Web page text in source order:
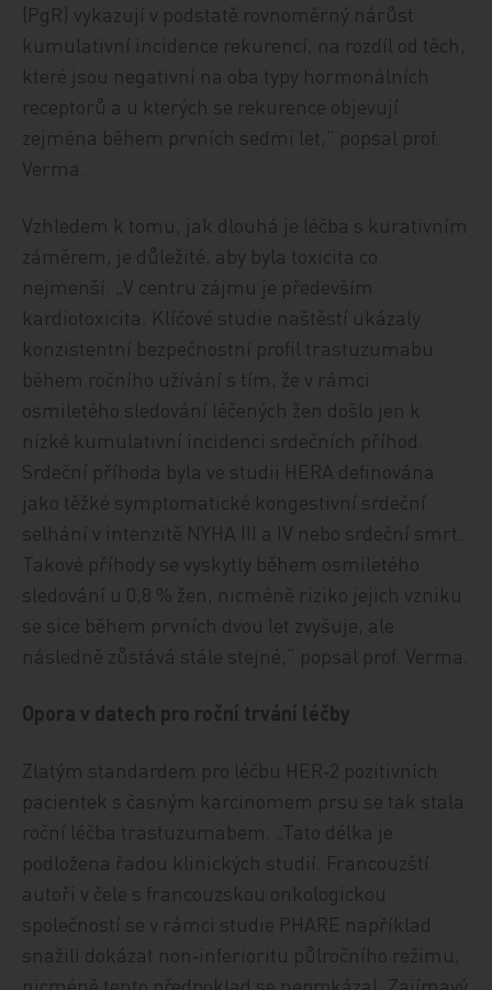
(PgR) vykazují v podstatě rovnoměrný nárůst
kumulativní incidence rekurencí, na rozdíl od těch,
které jsou negativní na oba typy hormonálních
receptorů a u kterých se rekurence objevují
zejména během prvních sedmi let,“ popsal prof.
Verma.
Vzhledem k tomu, jak dlouhá je léčba s kurativním
záměrem, je důležité, aby byla toxicita co
nejmenší. „V centru zájmu je především
kardiotoxicita. Klíčové studie naštěstí ukázaly
konzistentní bezpečnostní profil trastuzumabu
během ročního užívání s tím, že v rámci
osmiletého sledování léčených žen došlo jen k
nízké kumulativní incidenci srdečních příhod.
Srdeční příhoda byla ve studii HERA definována
jako těžké symptomatické kongestivní srdeční
selhání v intenzitě NYHA III a IV nebo srdeční smrt.
Takové příhody se vyskytly během osmiletého
sledování u 0,8 % žen, nicméně riziko jejich vzniku
se sice během prvních dvou let zvyšuje, ale
následně zůstává stále stejné,“ popsal prof. Verma.
Opora v datech pro roční trvání léčby
Zlatým standardem pro léčbu HER‑2 pozitivních
pacientek s časným karcinomem prsu se tak stala
roční léčba trastuzumabem. „Tato délka je
podložena řadou klinických studií. Francouzští
autoři v čele s francouzskou onkologickou
společností se v rámci studie PHARE například
snažili dokázat non‑inferioritu půlročního režimu,